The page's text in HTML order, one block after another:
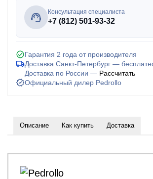
Консультация специалиста
+7 (812) 501-93-32
Гарантия 2 года от производителя
Доставка Санкт-Петербург —
Доставка по России — Рассчитать
Официальный дилер Pedrollo
Описание Как купить Доставка